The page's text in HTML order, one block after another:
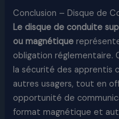
Conclusion – Disque de
Le disque de conduite
ou magnétique
obligation réglementaire.
la sécurité des apprentis
autres usagers, tout en
opportunité de
format magnétique et